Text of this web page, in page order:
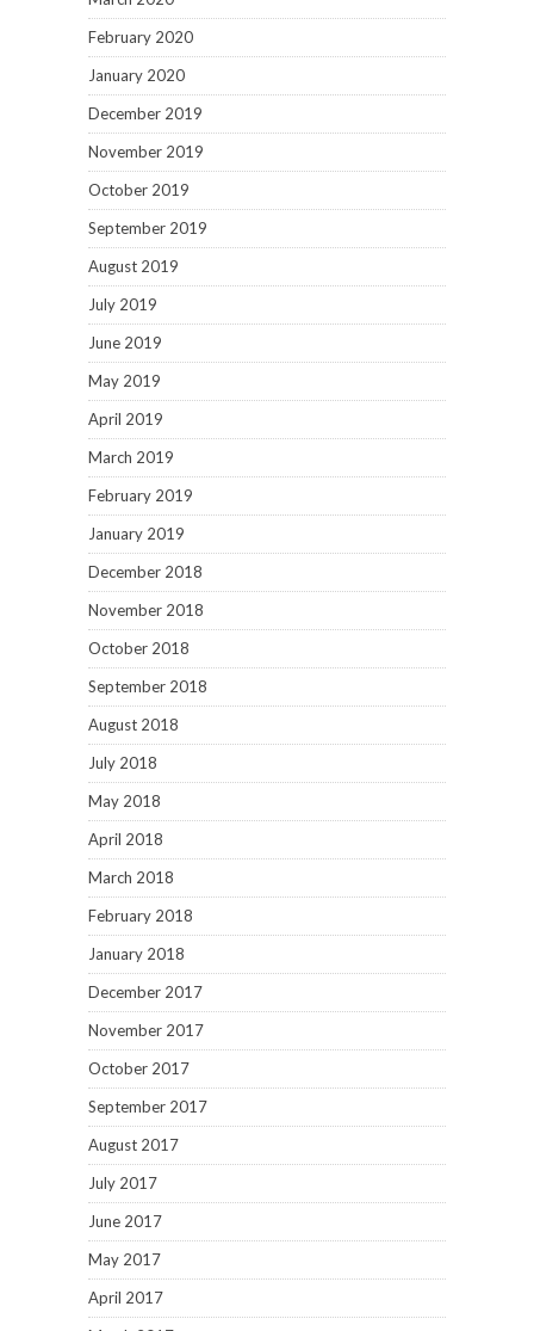
February 2020
January 2020
December 2019
November 2019
October 2019
September 2019
August 2019
July 2019
June 2019
May 2019
April 2019
March 2019
February 2019
January 2019
December 2018
November 2018
October 2018
September 2018
August 2018
July 2018
May 2018
April 2018
March 2018
February 2018
January 2018
December 2017
November 2017
October 2017
September 2017
August 2017
July 2017
June 2017
May 2017
April 2017